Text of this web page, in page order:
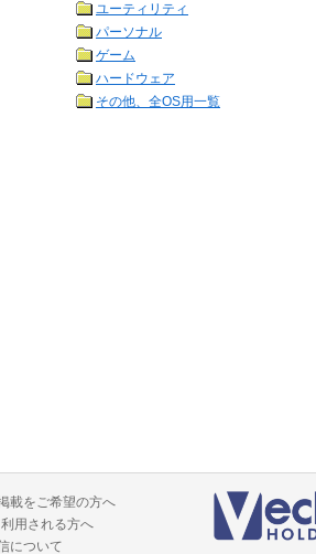
ユーティリティ
パーソナル
ゲーム
ハードウェア
その他、全OS用一覧
載をご希望の方へ
用される方へ
について